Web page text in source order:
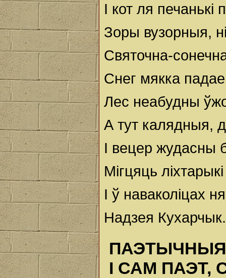
І кот ля печанькі
Зоры вузорныя,
Святочна-
Снег мякка
Лес неабудны
А тут калядныя,
І вецер жудасны
Мігцяць
І ў наваколіцах
Надзея Кухарчык.
ПАЭТЫЧНЫЯ
І САМ